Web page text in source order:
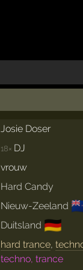
Josie Doser
18× DJ
vrouw
Hard Candy
Nieuw-Zeeland
Duitsland 🇩🇪
hard trance,
techno, trance